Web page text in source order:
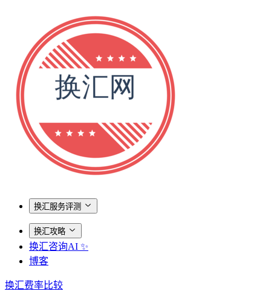
换汇服务评测
换汇攻略
换汇咨询AI ✨
博客
换汇费率比较